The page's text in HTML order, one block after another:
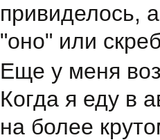
привиделось,
"оно" или
Еще у меня
Когда я еду в
на более